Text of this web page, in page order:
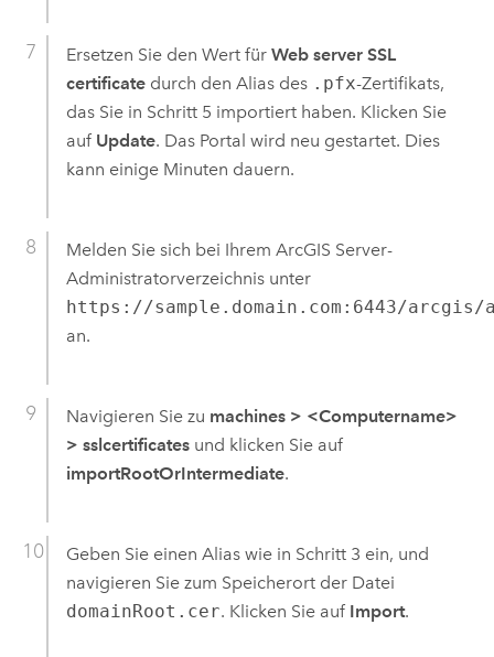
Ersetzen Sie den Wert für Web server SSL
certificatedurch den Alias des .pfx-Zertifikats,
das Sie in Schritt 5 importiert haben. Klicken Sie
auf Update. Das Portal wird neu gestartet. Dies
kann einige Minuten dauern.
Melden Sie sich bei Ihrem ArcGIS Server-
Administratorverzeichnis unter
https://sample.domain.com:6443/arcgis/
an.
Navigieren Sie zu machines > <Computername>
> sslcertificatesund klicken Sie auf
importRootOrIntermediate.
Geben Sie einen Alias wie in Schritt 3 ein, und
navigieren Sie zum Speicherort der Datei
domainRoot.cer. Klicken Sie auf Import.